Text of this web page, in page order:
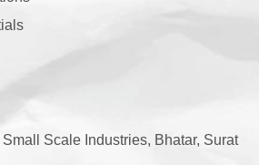
Scale Industries, Bhatar, Surat